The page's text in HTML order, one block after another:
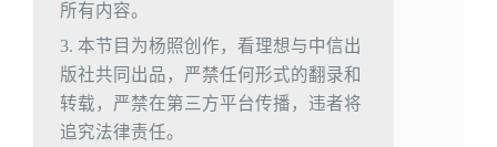
所有内容。
3. 本节目为杨照创作，看理想与中信出
版社共同出品，严禁任何形式的翻录和
转载，严禁在第三方平台传播，违者将
追究法律责任。